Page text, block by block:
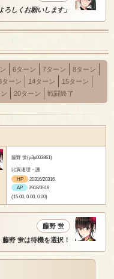
ろしくお願いします」
6ターン 7ターン
8ターン
ターン 14ターン
15ターン
20ターン 戦闘終了
藤野 蛍(p3p003861)
比翼連理・護
HP
20316/20316
AP
3918/3918
(15.00, 0.00, 0.00)
藤野 蛍
藤野 蛍は待機を選択！